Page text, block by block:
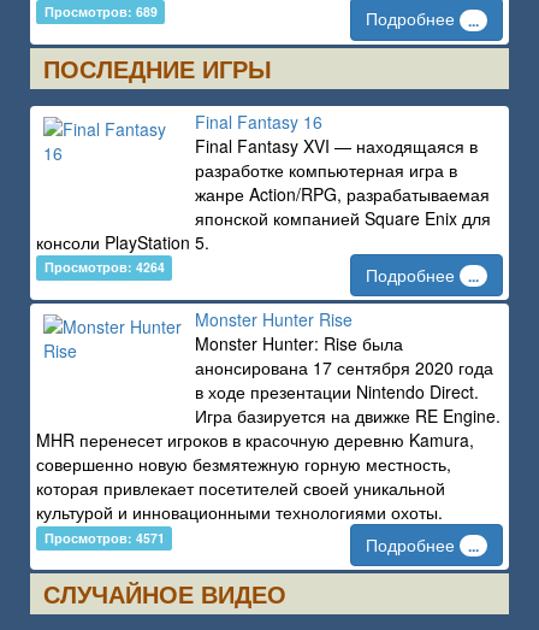
Просмотров: 689 Подробнее ...
ПОСЛЕДНИЕ ИГРЫ
Final Fantasy 16
Final Fantasy XVI — находящаяся в
разработке компьютерная игра в
жанре Action/RPG, разрабатываемая
японской компанией Square Enix для
консоли PlayStation 5.
Просмотров: 4264 Подробнее ...
Monster Hunter Rise
Monster Hunter: Rise была
анонсирована 17 сентября 2020 года
в ходе презентации Nintendo Direct.
Игра базируется на движке RE Engine.
MHR перенесет игроков в красочную деревню Kamura,
совершенно новую безмятежную горную местность,
которая привлекает посетителей своей уникальной
культурой и инновационными технологиями охоты.
Просмотров: 4571 Подробнее ...
СЛУЧАЙНОЕ ВИДЕО